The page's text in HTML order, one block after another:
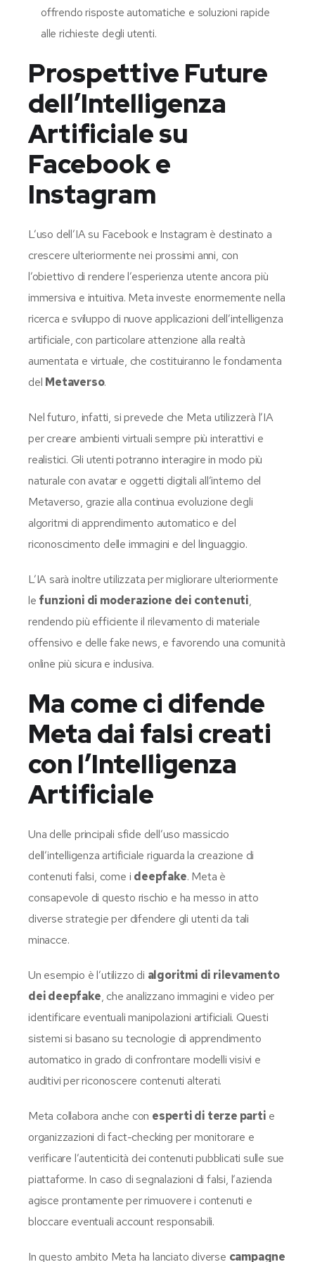
offrendo risposte automatiche e soluzioni rapide
alle richieste degli utenti.
Prospettive Future
dell’Intelligenza
Artificiale su
Facebook e
Instagram
L’uso dell’IA su Facebook e Instagram è destinato a
crescere ulteriormente nei prossimi anni, con
l’obiettivo di rendere l’esperienza utente ancora più
immersiva e intuitiva. Meta investe enormemente nella
ricerca e sviluppo di nuove applicazioni dell’intelligenza
artificiale, con particolare attenzione alla realtà
aumentata e virtuale, che costituiranno le fondamenta
del Metaverso.
Nel futuro, infatti, si prevede che Meta utilizzerà l’IA
per creare ambienti virtuali sempre più interattivi e
realistici. Gli utenti potranno interagire in modo più
naturale con avatar e oggetti digitali all’interno del
Metaverso, grazie alla continua evoluzione degli
algoritmi di apprendimento automatico e del
riconoscimento delle immagini e del linguaggio.
L’IA sarà inoltre utilizzata per migliorare ulteriormente
le funzioni di moderazione dei contenuti,
rendendo più efficiente il rilevamento di materiale
offensivo e delle fake news, e favorendo una comunità
online più sicura e inclusiva.
Ma come ci difende
Meta dai falsi creati
con l’Intelligenza
Artificiale
Una delle principali sfide dell’uso massiccio
dell’intelligenza artificiale riguarda la creazione di
contenuti falsi, come i deepfake. Meta è
consapevole di questo rischio e ha messo in atto
diverse strategie per difendere gli utenti da tali
minacce.
Un esempio è l’utilizzo di algoritmi di rilevamento
dei deepfake, che analizzano immagini e video per
identificare eventuali manipolazioni artificiali. Questi
sistemi si basano su tecnologie di apprendimento
automatico in grado di confrontare modelli visivi e
auditivi per riconoscere contenuti alterati.
Meta collabora anche con esperti di terze parti e
organizzazioni di fact-checking per monitorare e
verificare l’autenticità dei contenuti pubblicati sulle sue
piattaforme. In caso di segnalazioni di falsi, l’azienda
agisce prontamente per rimuovere i contenuti e
bloccare eventuali account responsabili.
In questo ambito Meta ha lanciato diverse campagne